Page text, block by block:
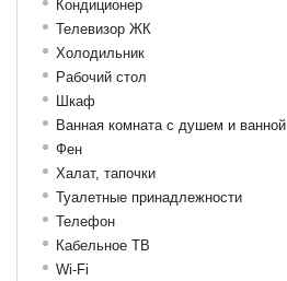
Кондиционер
Телевизор ЖК
Холодильник
Рабочий стол
Шкаф
Ванная комната с душем и ванной
Фен
Халат, тапочки
Туалетные принадлежности
Телефон
Кабельное ТВ
Wi-Fi